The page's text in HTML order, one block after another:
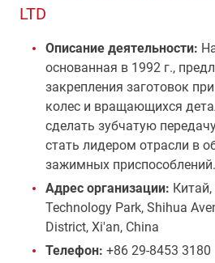
LTD
Описание деятельности:
основанная в 1992 г.,
закрепления заготовок
колес и вращающихся
сделать зубчатую
стать лидером отрасли в
зажимных приспособлений.
Адрес организации: Китай,
Technology Park, Shihua
District, Xi'an, China
Телефон: +86 29-8453 3180